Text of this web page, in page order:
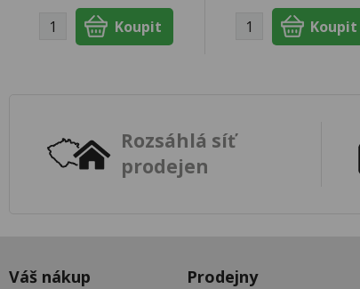
Rozsáhlá síť
prodejen
Váš nákup Prodejny